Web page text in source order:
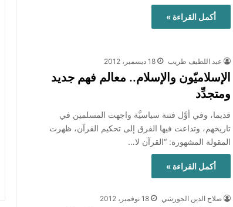
أكمل القراءة »
عبد اللطيف طريب 18 ديسمبر، 2012
الإسلاميّون والإسلام.. معالم فهم جديد
ومتجدِّد
قديما، وفي أوَّل فتنة سياسيَّة واجهت المسلمين في
تاريخهم، وتداعت فيها الفرق إلى تحكيم القرآن، ظهرت
المقولة المشهورة: “القرآن لا…
أكمل القراءة »
صلاح الدين الجورشي 18 نوفمبر، 2012